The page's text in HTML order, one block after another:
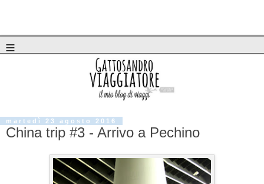
≡
martedì 23 agosto 2016
China trip #3 - Arrivo a Pechino